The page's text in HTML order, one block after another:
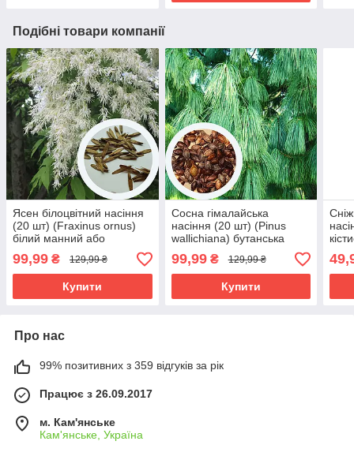
Подібні товари компанії
Ясен білоцвітний насіння
(20 шт) (Fraxinus ornus)
білий манний або
манновий
99,99 ₴ 129,99 ₴
Купити
Сосна гімалайська
насіння (20 шт) (Pinus
wallichiana) бутанська
синя або Валліха
99,99₴ 129,99 ₴
Купити
Про нас
99% позитивних з 359 відгуків за рік
Працює з 26.09.2017
м. Кам'янське
Кам'янське, Україна